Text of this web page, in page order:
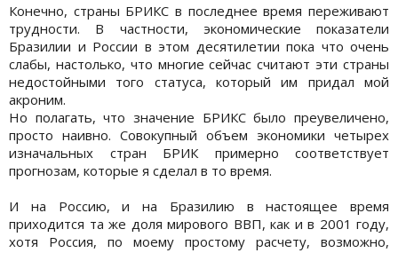
Конечно, страны БРИКС в последнее время переживают
трудности. В частности, экономические показатели
Бразилии и России в этом десятилетии пока что очень
слабы, настолько, что многие сейчас считают эти страны
недостойными того статуса, который им придал мой
акроним.
Но полагать, что значение БРИКС было преувеличено,
просто наивно. Совокупный объем экономики четырех
изначальных стран БРИК примерно соответствует
прогнозам, которые я сделал в то время.
И на Россию, и на Бразилию в настоящее время
приходится та же доля мирового ВВП, как и в 2001 году,
хотя Россия, по моему простому расчету, возможно,